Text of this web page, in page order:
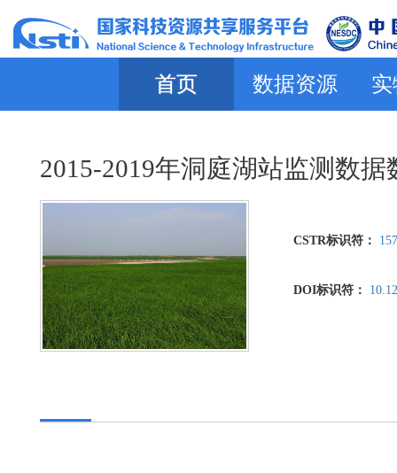
首页 数据资源
2015-2019年洞庭湖站监测数据
CSTR标识符：
DOI标识符：